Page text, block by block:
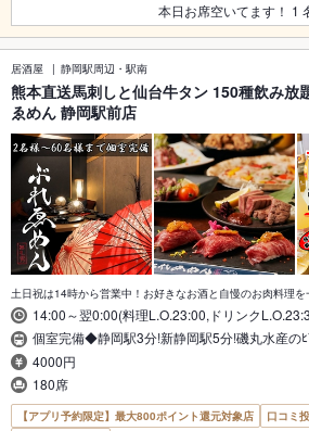
本日お席空いてます！ 1
居酒屋 静岡駅周辺・駅南
熊本直送馬刺しと仙台牛タン 150種飲み
ゑめん 静岡駅前店
土日祝は14時から営業中！お好きなお酒と自慢のお肉料理を
14:00～翌0:00(料理L.O.23:00,ドリンク
個室完備◆静岡駅3分!新静岡駅5分!磯丸水産の
4000円
180席
【アプリ予約限定】最大800ポイント還元対象店
口コミ